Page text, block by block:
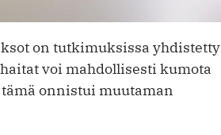
on tutkimuksissa yhdistetty
voi mahdollisesti kumota
onnistui muutaman